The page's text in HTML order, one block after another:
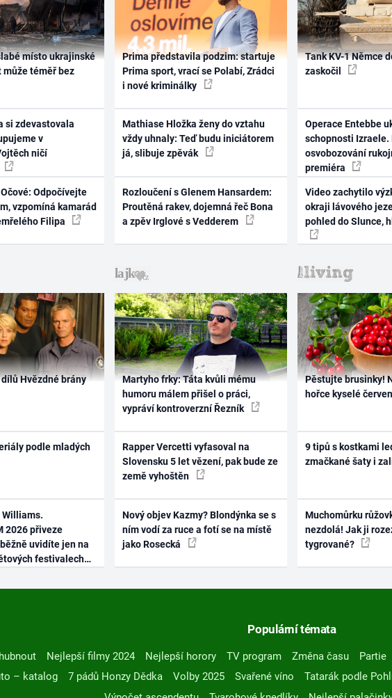
místo ukrajinské
může téměř bez
si zdevastovala
v
ničí
Odpočívejte
vzpomíná kamarád
Filipa
Prima představila podzim: startuje
Prima sport, vrací se Polabí, Zrádci
i nové kriminálky
Mathiase Hložka ženy do vztahu
vždy uhnaly: Teď budu iniciátorem
já, slibuje zpěvák
Rozloučení s Glenem Hansardem:
Proutěná rakev, dojemná řeč Bona
a zpěv Irglové s Vedderem
Tank KV-1 Němce
zaskočil
Operace Entebbe
schopnosti Izraele.
osvobozování
premiéra
Video zachytilo
okraji lávového
pohled do Slunce,
Hvězdné brány
podle mladých
Williams.
2026 přiveze
uvidíte jen na
festivalech
Martyho frky: Táta kvůli mému
humoru málem přišel o práci,
vypráví kontroverzní Řezník
Rapper Vercetti vyfasoval na
Slovensku 5 let vězení, pak bude ze
země vyhoštěn
Nový objev Kazmy? Blondýnka se s
ním vodí za ruce a fotí se na místě
jako Rosecká
Pěstujte brusinky!
hořce kyselé
9 tipů s kostkami
zmačkané šaty i
Muchomůrku
nezdolá! Jak ji
tygrované?
Populární témata
Nejlepší filmy 2024 Nejlepší horory TV program Změna času Partie
– katalog
7 pádů Honzy Dědka Volby 2025 Svařené víno Tatarák podle